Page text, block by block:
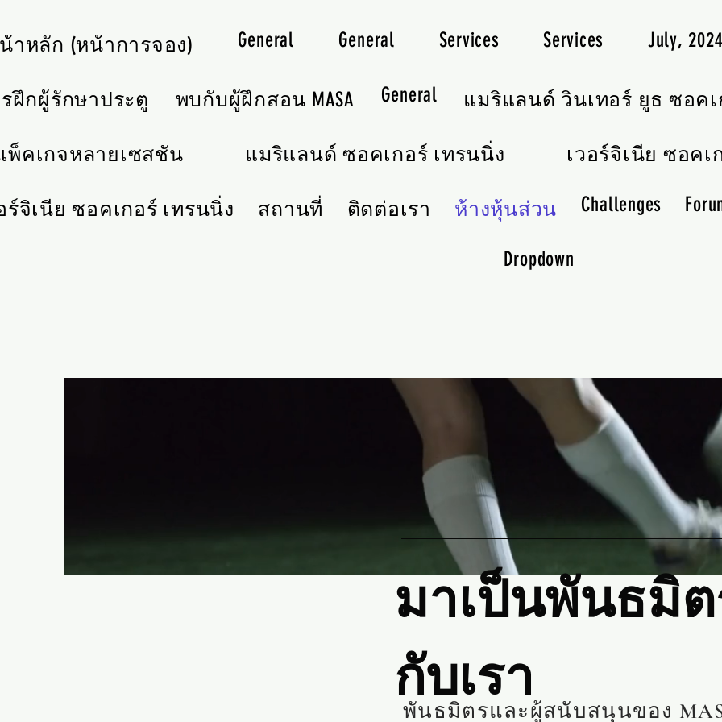
าหลัก (หน้าการจอง) General General Services Services July,
ฝึกผู้รักษาประตู พบกับผู้ฝึกสอน MASA General แมริแลนด์ วินเทอร์ ยูธ ซอค
พ็คเกจหลายเซสชัน แมริแลนด์ ซอคเกอร์ เทรนนิ่ง เวอร์จิเนีย ซอคเ
ร์จิเนีย ซอคเกอร์ เทรนนิ่ง สถานที่ ติดต่อเรา ห้างหุ้นส่วน Challenges
Dropdown
มาเป็นพันธมิ
กับเรา
พันธมิตรและผู้สนับสนุนของ